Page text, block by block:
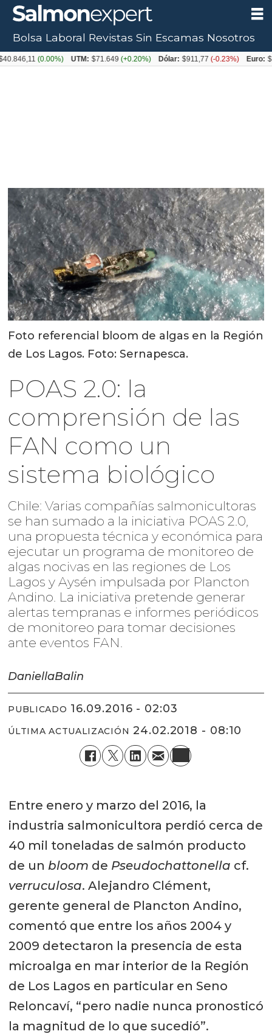
Foto referencial bloom de algas en la Región
de Los Lagos. Foto: Sernapesca.
POAS 2.0: la
comprensión de las
FAN como un
sistema biológico
Chile: Varias compañías salmonicultoras
se han sumado a la iniciativa POAS 2.0,
una propuesta técnica y económica para
ejecutar un programa de monitoreo de
algas nocivas en las regiones de Los
Lagos y Aysén impulsada por Plancton
Andino. La iniciativa pretende generar
alertas tempranas e informes periódicos
de monitoreo para tomar decisiones
ante eventos FAN.
DaniellaBalin
PUBLICADO 16.09.2016 - 02:03
ÚLTIMA ACTUALIZACIÓN 24.02.2018 - 08:10
Entre enero y marzo del 2016, la
industria salmonicultora perdió cerca de
40 mil toneladas de salmón producto
de un bloom de Pseudochattonella cf.
verruculosa. Alejandro Clément,
gerente general de Plancton Andino,
comentó que entre los años 2004 y
2009 detectaron la presencia de esta
microalga en mar interior de la Región
de Los Lagos en particular en Seno
Reloncaví, “pero nadie nunca pronosticó
la magnitud de lo que sucedió”.
Bolsa Laboral Revistas Sin Escamas Nosotros
(0.00%) UTM: $71.649(+0.20%) Dólar: $911,77(-0.23%) Euro: